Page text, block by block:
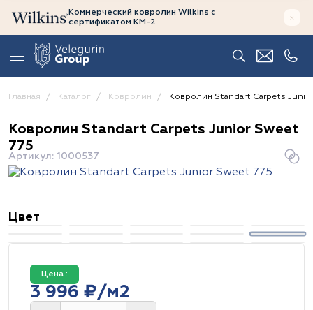
Коммерческий ковролин Wilkins с
сертификатом КМ-2
Главная Каталог Ковролин Ковролин Standart Carpets
Ковролин Standart Carpets Junior Sweet
775
Артикул: 1000537
Цвет
Цена :
3 996 ₽/м2